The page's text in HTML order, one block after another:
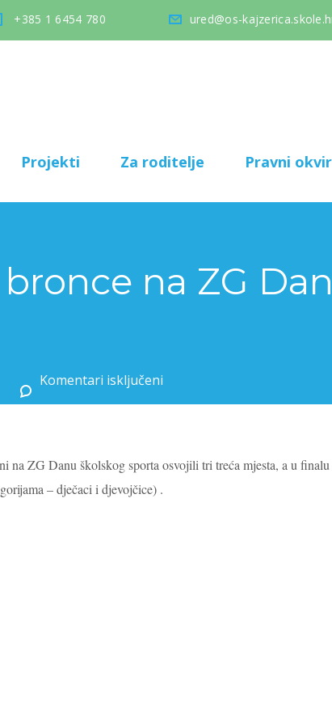
+385 1 6454 780 ured@os-
Projekti Za roditelje Pravni okvir
na ZG
Komentari isključeni
na ZG Danu školskog sporta osvojili tri treća mjesta, a u finalu
– dječaci i djevojčice) .